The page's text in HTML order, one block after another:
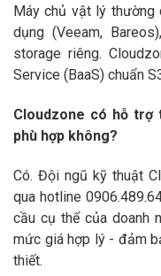
Máy chủ vật lý thường
dụng (Veeam,
storage riêng.
Service (BaaS) chuẩn
Cloudzone có hỗ trợ
phù hợp không?
Có. Đội ngũ kỹ thuật
qua hotline
cầu cụ thể của doanh
mức giá hợp lý - đảm
thiết.